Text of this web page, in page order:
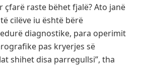
çfarë raste bëhet fjalë? Ato janë
cilëve iu është bërë
diagnostike, para operimit
pas kryerjes së
shihet disa parregullsi”, tha